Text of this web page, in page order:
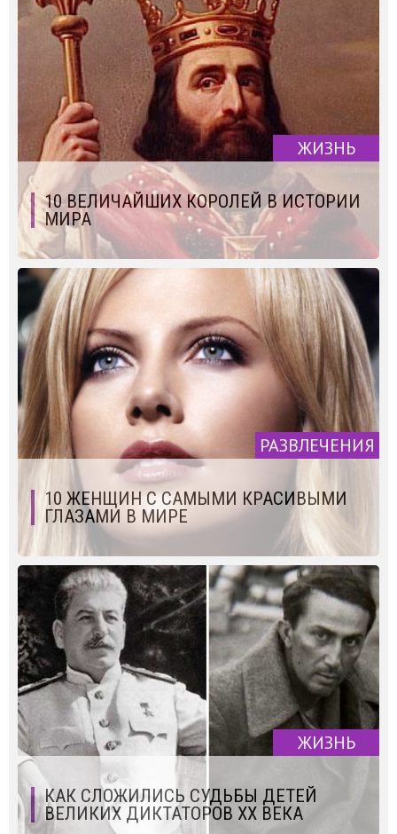
ЖИЗНЬ
10 ВЕЛИЧАЙШИХ КОРОЛЕЙ В ИСТОРИИ
МИРА
РАЗВЛЕЧЕНИЯ
10 ЖЕНЩИН С САМЫМИ КРАСИВЫМИ
ГЛАЗАМИ В МИРЕ
ЖИЗНЬ
КАК СЛОЖИЛИСЬ СУДЬБЫ ДЕТЕЙ
ВЕЛИКИХ ДИКТАТОРОВ XX ВЕКА